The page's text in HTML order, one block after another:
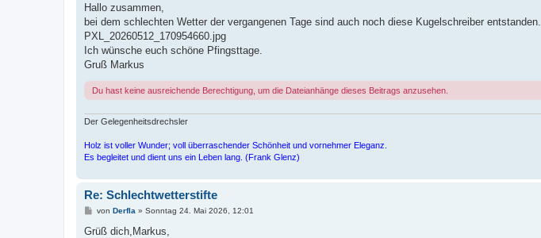
i
r
a
Hallo zusammen,
bei dem schlechten Wetter der vergangenen Tage sind auch noch diese Kugelschreiber entstanden.
PXL_20260512_170954660.jpg
Ich wünsche euch schöne Pfingsttage.
Gruß Markus
Du hast keine ausreichende Berechtigung, um die Dateianhänge dieses Beitrags anzusehen.
Der Gelegenheitsdrechsler
Holz ist voller Wunder; voll überraschender Schönheit und vornehmer Eleganz.
Es begleitet und dient uns ein Leben lang. (Frank Glenz)
Re: Schlechtwetterstifte
B
i
von Derfla » Sonntag 24. Mai 2026, 12:01
Grüß dich,Markus,